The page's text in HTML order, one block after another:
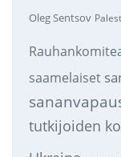
Oleg Sentsov
saamelaiset
tutkijoiden